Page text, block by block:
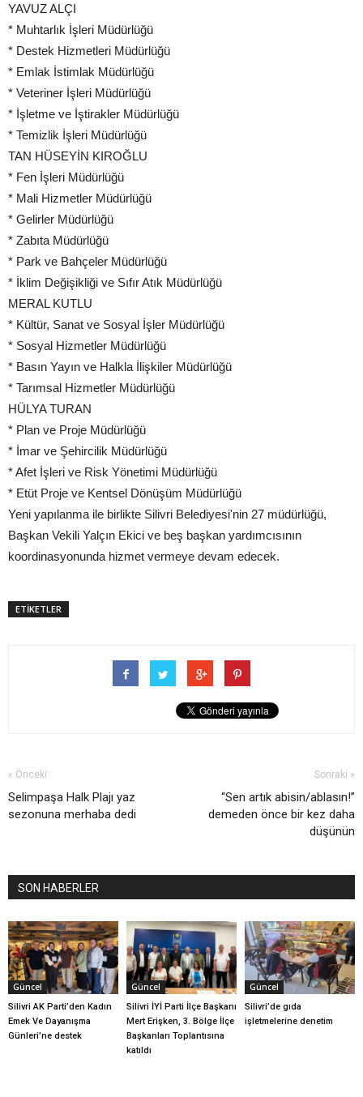
YAVUZ ALÇI
* Muhtarlık İşleri Müdürlüğü
* Destek Hizmetleri Müdürlüğü
* Emlak İstimlak Müdürlüğü
* Veteriner İşleri Müdürlüğü
* İşletme ve İştirakler Müdürlüğü
* Temizlik İşleri Müdürlüğü
TAN HÜSEYİN KIROĞLU
* Fen İşleri Müdürlüğü
* Mali Hizmetler Müdürlüğü
* Gelirler Müdürlüğü
* Zabıta Müdürlüğü
* Park ve Bahçeler Müdürlüğü
* İklim Değişikliği ve Sıfır Atık Müdürlüğü
MERAL KUTLU
* Kültür, Sanat ve Sosyal İşler Müdürlüğü
* Sosyal Hizmetler Müdürlüğü
* Basın Yayın ve Halkla İlişkiler Müdürlüğü
* Tarımsal Hizmetler Müdürlüğü
HÜLYA TURAN
* Plan ve Proje Müdürlüğü
* İmar ve Şehircilik Müdürlüğü
* Afet İşleri ve Risk Yönetimi Müdürlüğü
* Etüt Proje ve Kentsel Dönüşüm Müdürlüğü
Yeni yapılanma ile birlikte Silivri Belediyesi'nin 27 müdürlüğü,
Başkan Vekili Yalçın Ekici ve beş başkan yardımcısının
koordinasyonunda hizmet vermeye devam edecek.
ETİKETLER
« Önceki
Selimpaşa Halk Plajı yaz
sezonuna merhaba dedi
Sonraki »
“Sen artık abisin/ablasın!”
demeden önce bir kez daha
düşünün
SON HABERLER
Güncel
Silivri AK Parti’den Kadın
Emek Ve Dayanışma
Günleri’ne destek
Güncel
Silivri İYİ Parti İlçe Başkanı
Mert Erişken, 3. Bölge İlçe
Başkanları Toplantısına
katıldı
Güncel
Silivri’de gıda
işletmelerine denetim